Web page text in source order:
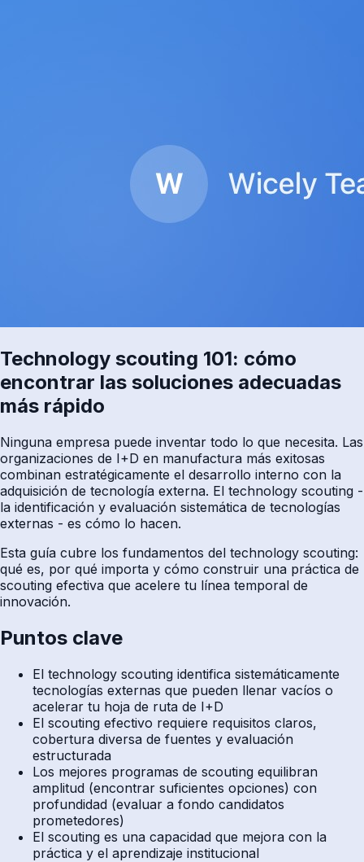
Technology scouting 101: cómo
encontrar las soluciones adecuadas
más rápido
Ninguna empresa puede inventar todo lo que necesita. Las
organizaciones de I+D en manufactura más exitosas
combinan estratégicamente el desarrollo interno con la
adquisición de tecnología externa. El technology scouting -
la identificación y evaluación sistemática de tecnologías
externas - es cómo lo hacen.
Esta guía cubre los fundamentos del technology scouting:
qué es, por qué importa y cómo construir una práctica de
scouting efectiva que acelere tu línea temporal de
innovación.
Puntos clave
El technology scouting identifica sistemáticamente
tecnologías externas que pueden llenar vacíos o
acelerar tu hoja de ruta de I+D
El scouting efectivo requiere requisitos claros,
cobertura diversa de fuentes y evaluación
estructurada
Los mejores programas de scouting equilibran
amplitud (encontrar suficientes opciones) con
profundidad (evaluar a fondo candidatos
prometedores)
El scouting es una capacidad que mejora con la
práctica y el aprendizaje institucional